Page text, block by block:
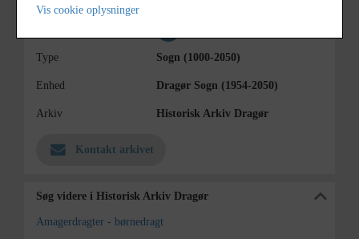
Type Sogn (1000-2050)
Enhed Dragør Sogn (1954-2050)
Arkiv Historisk Arkiv Dragør
Kontakt arkivet
Søg videre i Historisk Arkiv Dragør
Amagerdragter - børnedragt
Vis cookie oplysninger